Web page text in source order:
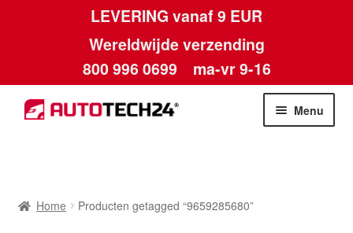
LEVERING vanaf 9 EUR
Wereldwijde verzending
800 996 0699 ma-vr 9-16
Ga
door
Ga
naar
Menu
Home Producten getagged “9659285680”